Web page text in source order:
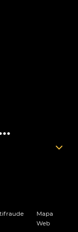
Mapa
Web